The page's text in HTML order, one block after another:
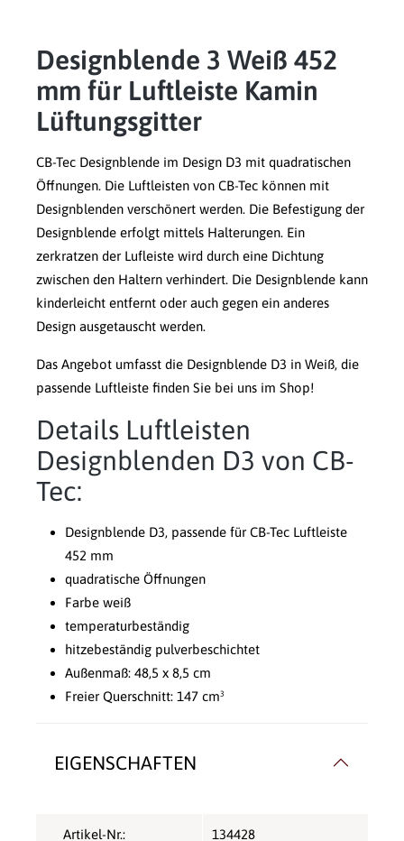
Designblende 3 Weiß 452
mm für Luftleiste Kamin
Lüftungsgitter
CB-Tec Designblende im Design D3 mit quadratischen
Öffnungen. Die Luftleisten von CB-Tec können mit
Designblenden verschönert werden. Die Befestigung der
Designblende erfolgt mittels Halterungen. Ein
zerkratzen der Lufleiste wird durch eine Dichtung
zwischen den Haltern verhindert. Die Designblende kann
kinderleicht entfernt oder auch gegen ein anderes
Design ausgetauscht werden.
Das Angebot umfasst die Designblende D3 in Weiß, die
passende Luftleiste finden Sie bei uns im Shop!
Details Luftleisten
Designblenden D3 von CB-
Tec:
Designblende D3, passende für CB-Tec Luftleiste
452 mm
quadratische Öffnungen
Farbe weiß
temperaturbeständig
hitzebeständig pulverbeschichtet
Außenmaß: 48,5 x 8,5 cm
Freier Querschnitt: 147 cm³
EIGENSCHAFTEN
Artikel-Nr.: 134428